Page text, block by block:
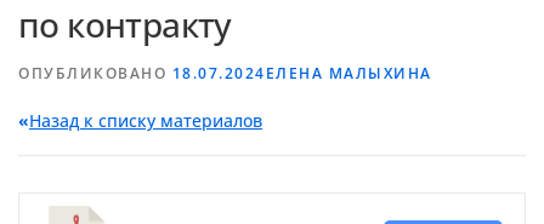
по контракту
ОПУБЛИКОВАНО 18.07.2024ЕЛЕНА МАЛЫХИНА
«Назад к списку материалов